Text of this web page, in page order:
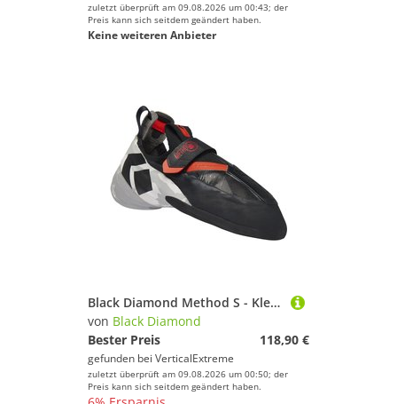
zuletzt überprüft am 09.08.2026 um 00:43; der
Preis kann sich seitdem geändert haben.
Keine weiteren Anbieter
Black Diamond Method S - Kletterschuhe
von Black Diamond
Bester Preis
118,90 €
gefunden bei VerticalExtreme
zuletzt überprüft am 09.08.2026 um 00:50; der
Preis kann sich seitdem geändert haben.